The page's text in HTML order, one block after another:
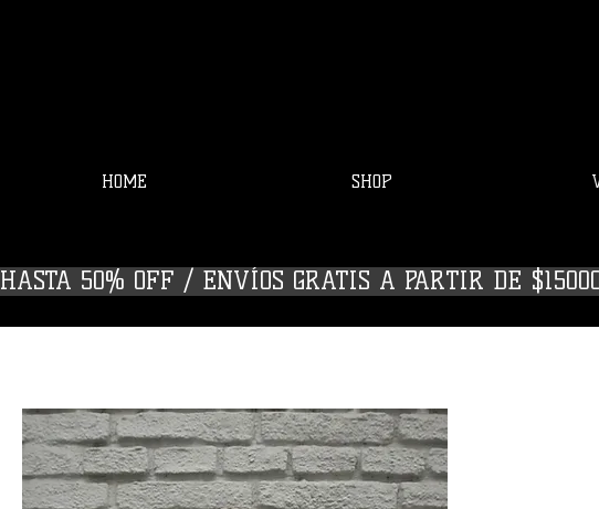
HOME SHOP
HASTA 50% OFF / ENVÍOS GRATIS A PARTIR DE